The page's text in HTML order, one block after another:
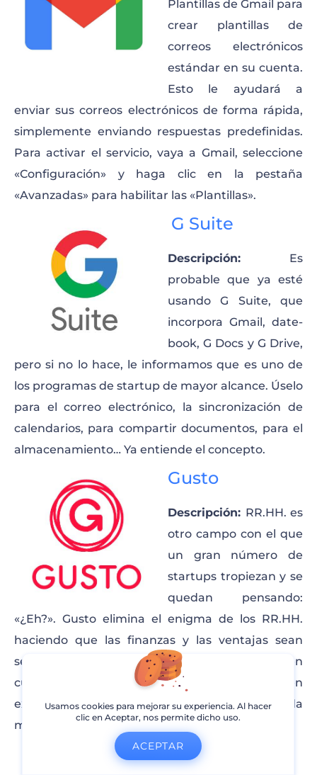
Plantillas de Gmail para
crear plantillas de
correos electrónicos
estándar en su cuenta.
Esto le ayudará a
enviar sus correos electrónicos de forma rápida,
simplemente enviando respuestas predefinidas.
Para activar el servicio, vaya a Gmail, seleccione
«Configuración» y haga clic en la pestaña
«Avanzadas» para habilitar las «Plantillas».
G Suite
Descripción: Es
probable que ya esté
usando G Suite, que
incorpora Gmail, date-
book, G Docs y G Drive,
pero si no lo hace, le informamos que es uno de
los programas de startup de mayor alcance. Úselo
para el correo electrónico, la sincronización de
calendarios, para compartir documentos, para el
almacenamiento… Ya entiende el concepto.
Gusto
Descripción: RR.HH. es
otro campo con el que
un gran número de
startups tropiezan y se
quedan pensando:
«¿Eh?». Gusto elimina el enigma de los RR.HH.
haciendo que las finanzas y las ventajas sean
sencillas para cualquier gerente, sin tener en
cuenta la implicación anterior. ¡Incluso ofrecen
exhortación cuando lo requiera! No hay nada
mejor que eso.
Usamos cookies para mejorar su experiencia. Al hacer
clic en Aceptar, nos permite dicho uso.
ACEPTAR